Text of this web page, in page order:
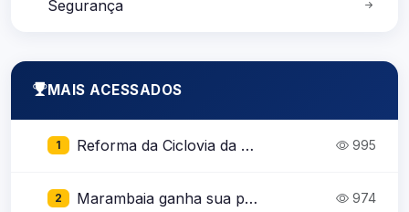
Segurança
MAIS ACESSADOS
1 Reforma da Ciclovia da Av. Almirante Barroso no perímetro entre Tv. Perebebuí e Lomas Valentinas 995
2 Marambaia ganha sua primeira ciclofaixa após inauguração parcial da Rua da Marinha 974